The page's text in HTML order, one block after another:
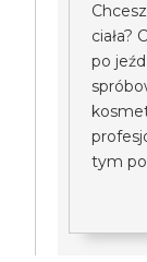
ciała?
po
tym